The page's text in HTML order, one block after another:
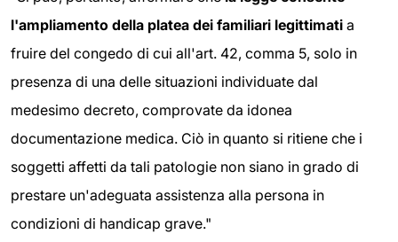
l'ampliamento della platea dei familiari legittimati a
fruire del congedo di cui all'art. 42, comma 5, solo in
presenza di una delle situazioni individuate dal
medesimo decreto, comprovate da idonea
documentazione medica. Ciò in quanto si ritiene che i
soggetti affetti da tali patologie non siano in grado di
prestare un'adeguata assistenza alla persona in
condizioni di handicap grave."